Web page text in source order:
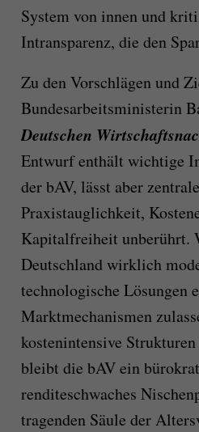
System von innen und
Intransparenz, die den
Zu den Vorschlägen und
Bundesarbeitsministerin
Deutschen
Entwurf enthält wichtige
der bAV, lässt aber
Praxistauglichkeit,
Kapitalfreiheit unberührt.
Deutschland wirklich
technologische Lösungen
Marktmechanismen
kostenintensive
bleibt die bAV ein
renditeschwaches
tragenden Säule der